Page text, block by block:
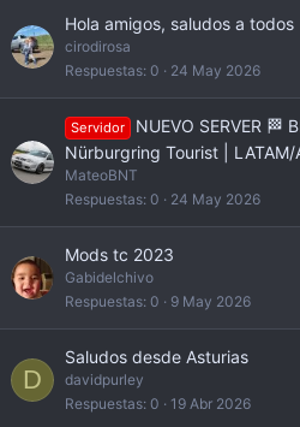
Hola amigos, saludos a todos
cirodirosa
Respuestas 0 24 May 2026
Servidor
NUEVO SERVER 🏁
Nürburgring Tourist | LATAM/
MateoBNT
Respuestas 0 24 May 2026
Mods tc 2023
Gabidelchivo
Respuestas 0 9 May 2026
D
Saludos desde Asturias
davidpurley
Respuestas 0 19 Abr 2026